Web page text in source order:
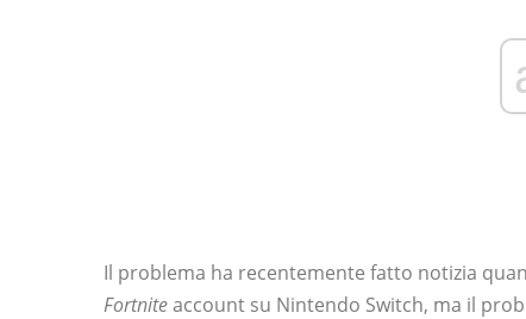
Il problema ha recentemente fatto notizia
Fortniteaccount su Nintendo Switch, ma il